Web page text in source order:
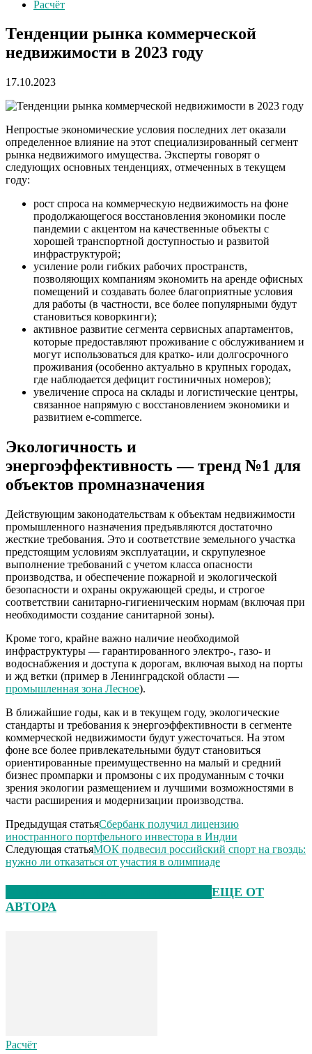
Расчёт
Тенденции рынка коммерческой
недвижимости в 2023 году
17.10.2023
Непростые экономические условия последних лет оказали
определенное влияние на этот специализированный сегмент
рынка недвижимого имущества. Эксперты говорят о
следующих основных тенденциях, отмеченных в текущем
году:
рост спроса на коммерческую недвижимость на фоне
продолжающегося восстановления экономики после
пандемии с акцентом на качественные объекты с
хорошей транспортной доступностью и развитой
инфраструктурой;
усиление роли гибких рабочих пространств,
позволяющих компаниям экономить на аренде офисных
помещений и создавать более благоприятные условия
для работы (в частности, все более популярными будут
становиться коворкинги);
активное развитие сегмента сервисных апартаментов,
которые предоставляют проживание с обслуживанием и
могут использоваться для кратко- или долгосрочного
проживания (особенно актуально в крупных городах,
где наблюдается дефицит гостиничных номеров);
увеличение спроса на склады и логистические центры,
связанное напрямую с восстановлением экономики и
развитием e-commerce.
Экологичность и
энергоэффективность — тренд №1 для
объектов промназначения
Действующим законодательствам к объектам недвижимости
промышленного назначения предъявляются достаточно
жесткие требования. Это и соответствие земельного участка
предстоящим условиям эксплуатации, и скрупулезное
выполнение требований с учетом класса опасности
производства, и обеспечение пожарной и экологической
безопасности и охраны окружающей среды, и строгое
соответствии санитарно-гигиеническим нормам (включая при
необходимости создание санитарной зоны).
Кроме того, крайне важно наличие необходимой
инфраструктуры — гарантированного электро-, газо- и
водоснабжения и доступа к дорогам, включая выход на порты
и жд ветки (пример в Ленинградской области —
промышленная зона Лесное).
В ближайшие годы, как и в текущем году, экологические
стандарты и требования к энергоэффективности в сегменте
коммерческой недвижимости будут ужесточаться. На этом
фоне все более привлекательными будут становиться
ориентированные преимущественно на малый и средний
бизнес промпарки и промзоны с их продуманным с точки
зрения экологии размещением и лучшими возможностями в
части расширения и модернизации производства.
Предыдущая статьяСбербанк получил лицензию
иностранного портфельного инвестора в Индии
Следующая статьяМОК подвесил российский спорт на гвоздь:
нужно ли отказаться от участия в олимпиаде
ЕЩЕ ОТ
АВТОРА
Расчёт